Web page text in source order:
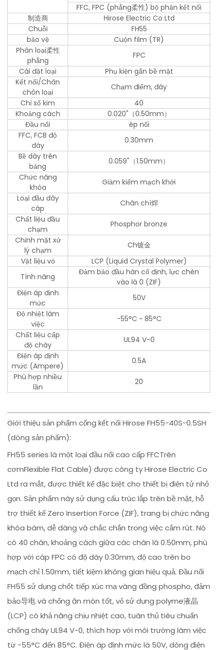
FFC, FPC (phẳng柔性) bộ phận kết nối
制造商
Hirose Electric Co Ltd
Chuỗi
FH55
bảo vệ
Cuộn film (TR)
Phân loại柔性
phẳng
FPC
Cài đặt loại
Phụ kiện gắn bề mặt
Kết nối/Chân
chôn loại
Chạm điểm, đáy
Chỉ số kim
40
Khoảng cách
0.020"（0.50mm）
Đầu nối
ép nối
FFC, FCB độ
dày
0.30mm
Bề dày trên
bảng
0.059"（1.50mm）
Chức năng
khóa
Giảm kiểm mạch khởi
Loại đầu dây
cáp
Chân chì焊
Chất liệu đầu
chạm
Phosphor bronze
Chỉnh mặt xử
lý chạm
Ch镀金
Vật liệu vỏ
LCP (Liquid Crystal Polymer)
Tính năng
Đảm bảo đầu hàn cố định, lực chèn
vào là 0 (ZIF)
Điện áp định
mức
50V
Độ nhiệt làm
việc
-55°C ~ 85°C
Chất liệu cấp
độ cháy
UL94 V-0
Điện áp định
mức (Ampere)
0.5A
Phù hợp nhiều
lần
20
Giới thiệu sản phẩm cổng kết nối Hirose FH55-40S-0.5SH
(dòng sản phẩm):
FH55 series là một loại đầu nối cao cấp FFCTrên
cơmFlexible Flat Cable) được công ty Hirose Electric Co
Ltd ra mắt, được thiết kế đặc biệt cho thiết bị điện tử nhỏ
gọn. Sản phẩm này sử dụng cấu trúc lắp trên bề mặt, hỗ
trợ thiết kế Zero Insertion Force (ZIF), trang bị chức năng
khóa bám, dễ dàng và chắc chắn trong việc cắm rút. Nó
có 40 chân, khoảng cách giữa các chân là 0.50mm, phù
hợp với cáp FPC có độ dày 0.30mm, độ cao trên bo
mạch chỉ 1.50mm, tiết kiệm không gian hiệu quả. Đầu nối
FH55 sử dụng chốt tiếp xúc mạ vàng đồng phospho, đảm
bảo导电 và chống ăn mòn tốt, vỏ sử dụng polyme液晶
(LCP) có khả năng chịu nhiệt cao, tuân thủ tiêu chuẩn
chống cháy UL94 V-0, thích hợp với môi trường làm việc
từ -55°C đến 85°C. Điện áp định mức là 50V, dòng điện